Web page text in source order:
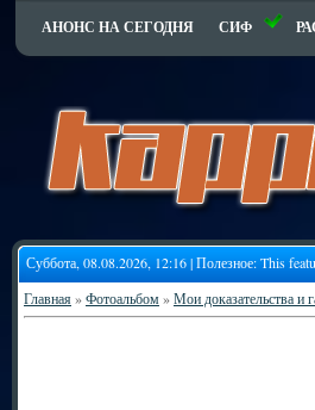
АНОНС НА СЕГОДНЯ СИФ
Суббота, 08.08.2026, 12:16 | Полезное:This
Главная»Фотоальбом»Мои доказательства и